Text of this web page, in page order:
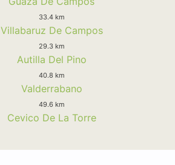
33.4 km
Villabaruz De Campos
29.3 km
Autilla Del Pino
40.8 km
Valderrabano
49.6 km
Cevico De La Torre